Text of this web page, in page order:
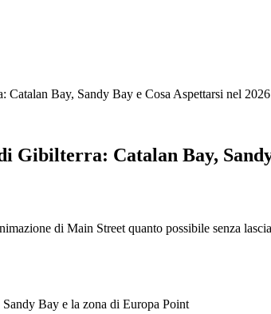
Bay, Sandy Bay e Cosa Aspettarsi nel 2026
Gibilterra: Catalan Bay,
di Main Street quanto possibile senza
Bay e la zona di Europa Point